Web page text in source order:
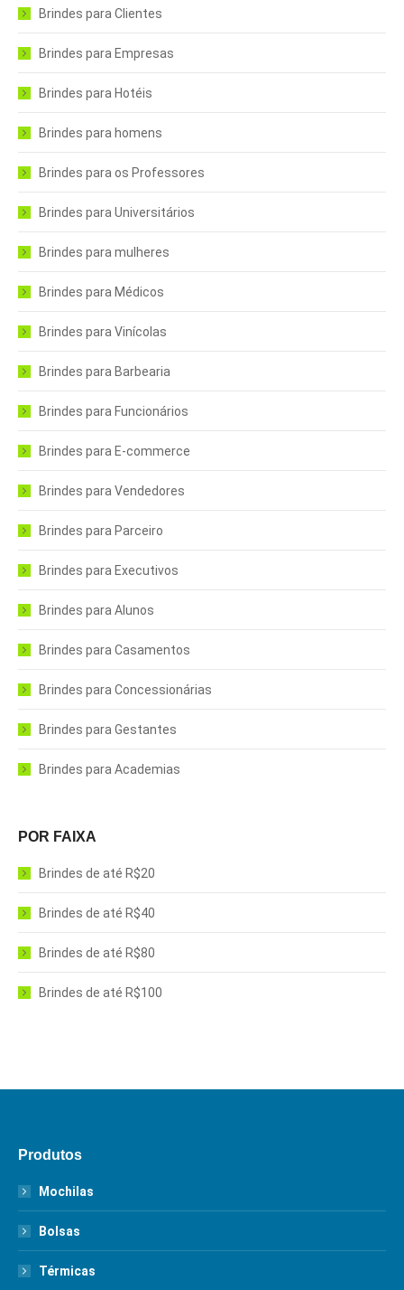
Brindes para Clientes
Brindes para Empresas
Brindes para Hotéis
Brindes para homens
Brindes para os Professores
Brindes para Universitários
Brindes para mulheres
Brindes para Médicos
Brindes para Vinícolas
Brindes para Barbearia
Brindes para Funcionários
Brindes para E-commerce
Brindes para Vendedores
Brindes para Parceiro
Brindes para Executivos
Brindes para Alunos
Brindes para Casamentos
Brindes para Concessionárias
Brindes para Gestantes
Brindes para Academias
POR FAIXA
Brindes de até R$20
Brindes de até R$40
Brindes de até R$80
Brindes de até R$100
Produtos
Mochilas
Bolsas
Térmicas